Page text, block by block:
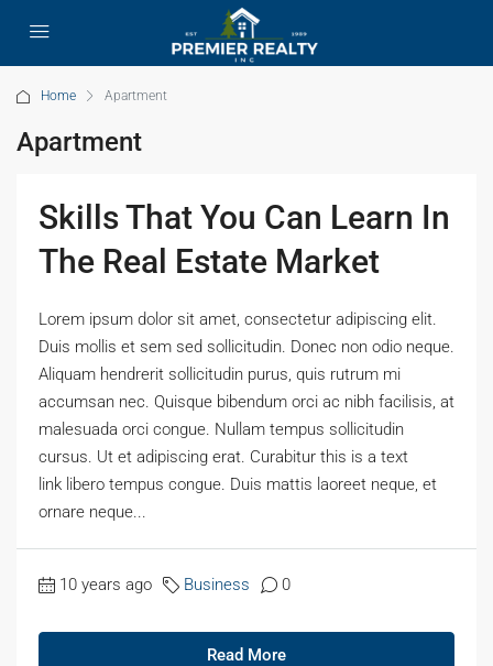
Home Apartment
Apartment
Skills That You Can Learn In
The Real Estate Market
Lorem ipsum dolor sit amet, consectetur adipiscing elit.
Duis mollis et sem sed sollicitudin. Donec non odio neque.
Aliquam hendrerit sollicitudin purus, quis rutrum mi
accumsan nec. Quisque bibendum orci ac nibh facilisis, at
malesuada orci congue. Nullam tempus sollicitudin
cursus. Ut et adipiscing erat. Curabitur this is a text
link libero tempus congue. Duis mattis laoreet neque, et
ornare neque...
10 years ago Business 0
Read More